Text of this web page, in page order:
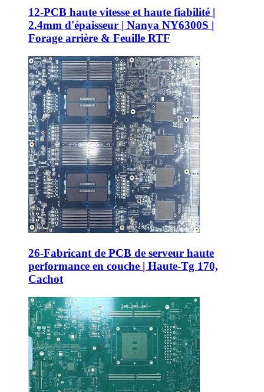
12-PCB haute vitesse et haute fiabilité |
2.4mm d'épaisseur | Nanya NY6300S |
Forage arrière & Feuille RTF
26-Fabricant de PCB de serveur haute
performance en couche | Haute-Tg 170,
Cachot